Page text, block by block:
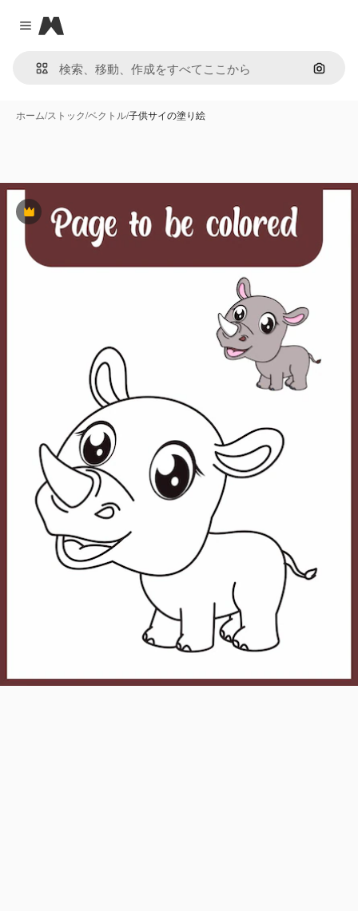
Close menu
Magnific
画像で
ホーム/ストック/ベクトル/子供サイの塗り絵
Premium